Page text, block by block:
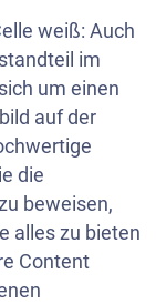
weiß: Auch
im
um einen
auf der
die
beweisen,
alles zu bieten
Content